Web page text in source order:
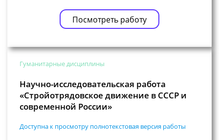
Посмотреть работу
Гуманитарные дисциплины
Научно-исследовательская работа
«Стройотрядовское движение в СССР и
современной России»
Доступна к просмотру полнотекстовая версия работы